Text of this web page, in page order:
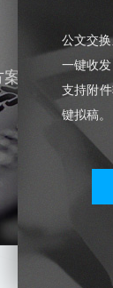
公文交
一键收
支持附
键拟稿。